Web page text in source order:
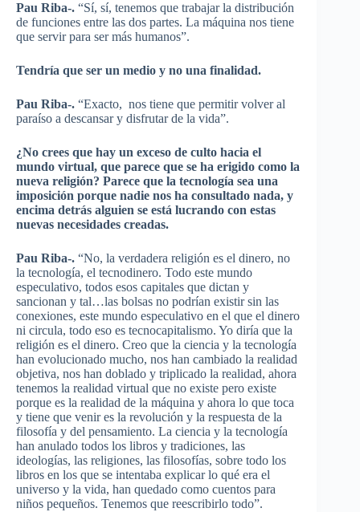
Pau Riba-. “Sí, sí, tenemos que trabajar la distribución
de funciones entre las dos partes. La máquina nos tiene
que servir para ser más humanos”.
Tendría que ser un medio y no una finalidad.
Pau Riba-. “Exacto, nos tiene que permitir volver al
paraíso a descansar y disfrutar de la vida”.
¿No crees que hay un exceso de culto hacia el
mundo virtual, que parece que se ha erigido como la
nueva religión? Parece que la tecnología sea una
imposición porque nadie nos ha consultado nada, y
encima detrás alguien se está lucrando con estas
nuevas necesidades creadas.
Pau Riba-. “No, la verdadera religión es el dinero, no
la tecnología, el tecnodinero. Todo este mundo
especulativo, todos esos capitales que dictan y
sancionan y tal…las bolsas no podrían existir sin las
conexiones, este mundo especulativo en el que el dinero
ni circula, todo eso es tecnocapitalismo. Yo diría que la
religión es el dinero. Creo que la ciencia y la tecnología
han evolucionado mucho, nos han cambiado la realidad
objetiva, nos han doblado y triplicado la realidad, ahora
tenemos la realidad virtual que no existe pero existe
porque es la realidad de la máquina y ahora lo que toca
y tiene que venir es la revolución y la respuesta de la
filosofía y del pensamiento. La ciencia y la tecnología
han anulado todos los libros y tradiciones, las
ideologías, las religiones, las filosofías, sobre todo los
libros en los que se intentaba explicar lo qué era el
universo y la vida, han quedado como cuentos para
niños pequeños. Tenemos que reescribirlo todo”.